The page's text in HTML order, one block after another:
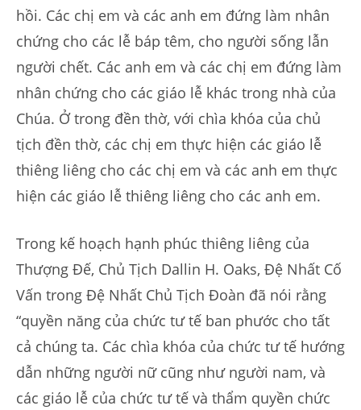
hồi. Các chị em và các anh em đứng làm nhân
chứng cho các lễ báp têm, cho người sống lẫn
người chết. Các anh em và các chị em đứng làm
nhân chứng cho các giáo lễ khác trong nhà của
Chúa. Ở trong đền thờ, với chìa khóa của chủ
tịch đền thờ, các chị em thực hiện các giáo lễ
thiêng liêng cho các chị em và các anh em thực
hiện các giáo lễ thiêng liêng cho các anh em.
Trong kế hoạch hạnh phúc thiêng liêng của
Thượng Đế, Chủ Tịch Dallin H. Oaks, Đệ Nhất Cố
Vấn trong Đệ Nhất Chủ Tịch Đoàn đã nói rằng
“quyền năng của chức tư tế ban phước cho tất
cả chúng ta. Các chìa khóa của chức tư tế hướng
dẫn những người nữ cũng như người nam, và
các giáo lễ của chức tư tế và thẩm quyền chức